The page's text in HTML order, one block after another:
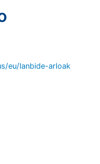
eu/lanbide-arloak